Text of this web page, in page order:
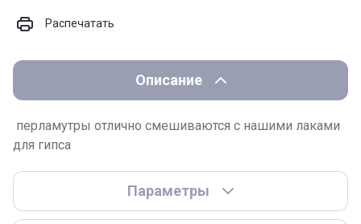
Распечатать
Описание
перламутры отлично смешиваются с нашими лаками
для гипса
Параметры